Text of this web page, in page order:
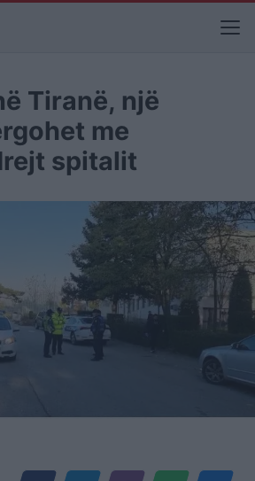
Tiranë, një
me
spitalit